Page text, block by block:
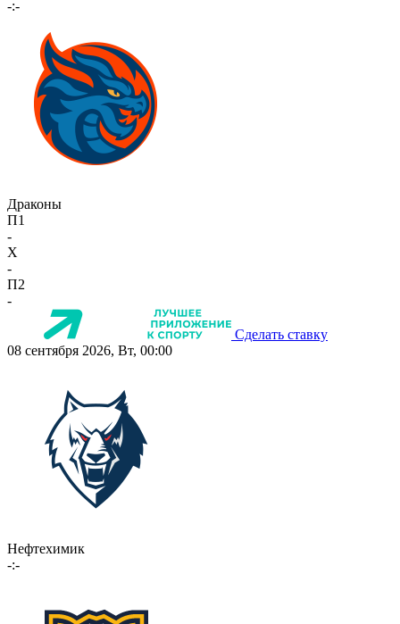
-:-
Драконы
П1
-
X
-
П2
-
Сделать ставку
08 сентября 2026, Вт, 00:00
Нефтехимик
-:-